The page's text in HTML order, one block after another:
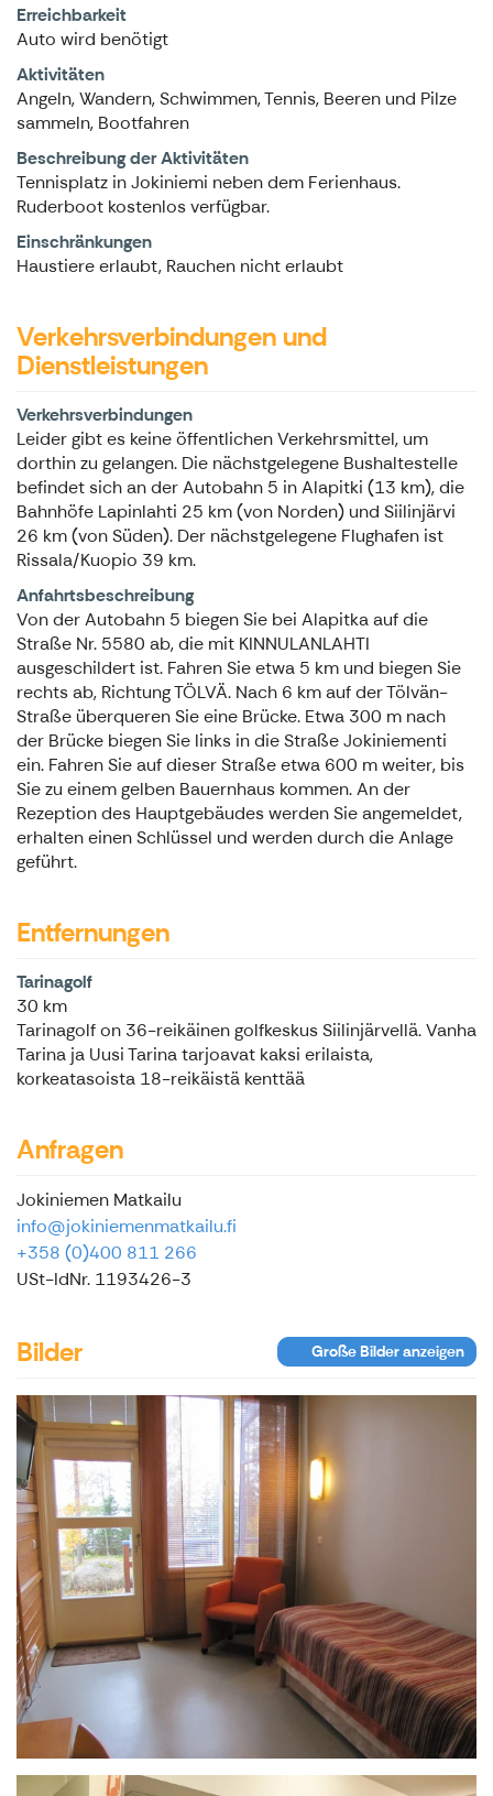
Erreichbarkeit
Auto wird benötigt
Aktivitäten
Angeln, Wandern, Schwimmen, Tennis, Beeren und Pilze
sammeln, Bootfahren
Beschreibung der Aktivitäten
Tennisplatz in Jokiniemi neben dem Ferienhaus.
Ruderboot kostenlos verfügbar.
Einschränkungen
Haustiere erlaubt, Rauchen nicht erlaubt
Verkehrsverbindungen und
Dienstleistungen
Verkehrsverbindungen
Leider gibt es keine öffentlichen Verkehrsmittel, um
dorthin zu gelangen. Die nächstgelegene Bushaltestelle
befindet sich an der Autobahn 5 in Alapitki (13 km), die
Bahnhöfe Lapinlahti 25 km (von Norden) und Siilinjärvi
26 km (von Süden). Der nächstgelegene Flughafen ist
Rissala/Kuopio 39 km.
Anfahrtsbeschreibung
Von der Autobahn 5 biegen Sie bei Alapitka auf die
Straße Nr. 5580 ab, die mit KINNULANLAHTI
ausgeschildert ist. Fahren Sie etwa 5 km und biegen Sie
rechts ab, Richtung TÖLVÄ. Nach 6 km auf der Tölvän-
Straße überqueren Sie eine Brücke. Etwa 300 m nach
der Brücke biegen Sie links in die Straße Jokiniementi
ein. Fahren Sie auf dieser Straße etwa 600 m weiter, bis
Sie zu einem gelben Bauernhaus kommen. An der
Rezeption des Hauptgebäudes werden Sie angemeldet,
erhalten einen Schlüssel und werden durch die Anlage
geführt.
Entfernungen
Tarinagolf
30 km
Tarinagolf on 36-reikäinen golfkeskus Siilinjärvellä. Vanha
Tarina ja Uusi Tarina tarjoavat kaksi erilaista,
korkeatasoista 18-reikäistä kenttää
Anfragen
Jokiniemen Matkailu
info@jokiniemenmatkailu.fi
+358 (0)400 811 266
USt-IdNr. 1193426-3
Bilder Große Bilder anzeigen